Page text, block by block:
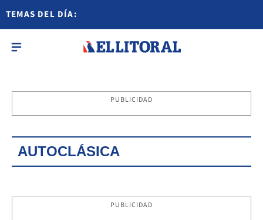
TEMAS DEL DÍA:
PUBLICIDAD
AUTOCLÁSICA
PUBLICIDAD